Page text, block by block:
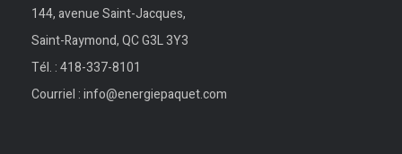
144, avenue Saint-Jacques,
Saint-Raymond, QC G3L 3Y3
Tél. :418-337-8101
Courriel :info@energiepaquet.com